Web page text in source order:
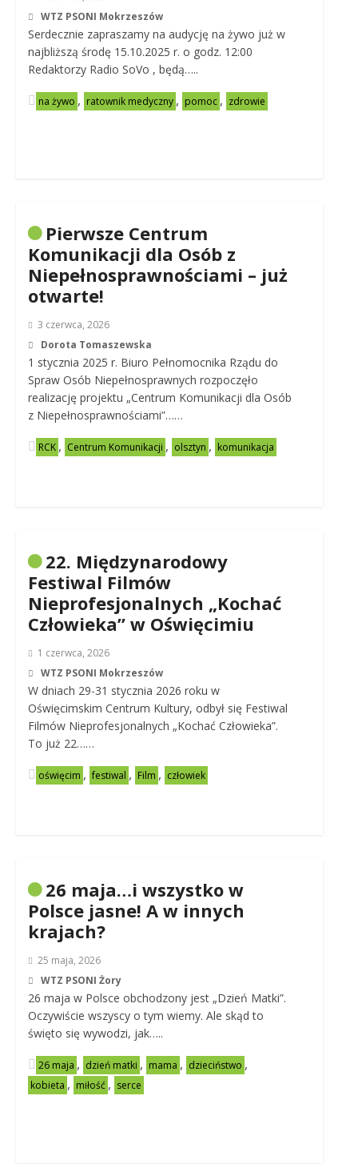
WTZ PSONI Mokrzeszów
Serdecznie zapraszamy na audycję na żywo już w
najbliższą środę 15.10.2025 r. o godz. 12:00
Redaktorzy Radio SoVo , będą…..
na żywo , ratownik medyczny , pomoc , zdrowie
Pierwsze Centrum
Komunikacji dla Osób z
Niepełnosprawnościami – już
otwarte!
3 czerwca, 2026
Dorota Tomaszewska
1 stycznia 2025 r. Biuro Pełnomocnika Rządu do
Spraw Osób Niepełnosprawnych rozpoczęło
realizację projektu „Centrum Komunikacji dla Osób
z Niepełnosprawnościami”……
RCK , Centrum Komunikacji , olsztyn , komunikacja
22. Międzynarodowy
Festiwal Filmów
Nieprofesjonalnych „Kochać
Człowieka” w Oświęcimiu
1 czerwca, 2026
WTZ PSONI Mokrzeszów
W dniach 29-31 stycznia 2026 roku w
Oświęcimskim Centrum Kultury, odbył się Festiwal
Filmów Nieprofesjonalnych „Kochać Człowieka”.
To już 22……
oświęcim , festiwal , Film , człowiek
26 maja…i wszystko w
Polsce jasne! A w innych
krajach?
25 maja, 2026
WTZ PSONI Żory
26 maja w Polsce obchodzony jest „Dzień Matki”.
Oczywiście wszyscy o tym wiemy. Ale skąd to
święto się wywodzi, jak…..
26 maja , dzień matki , mama , dzieciństwo ,
kobieta , miłość , serce